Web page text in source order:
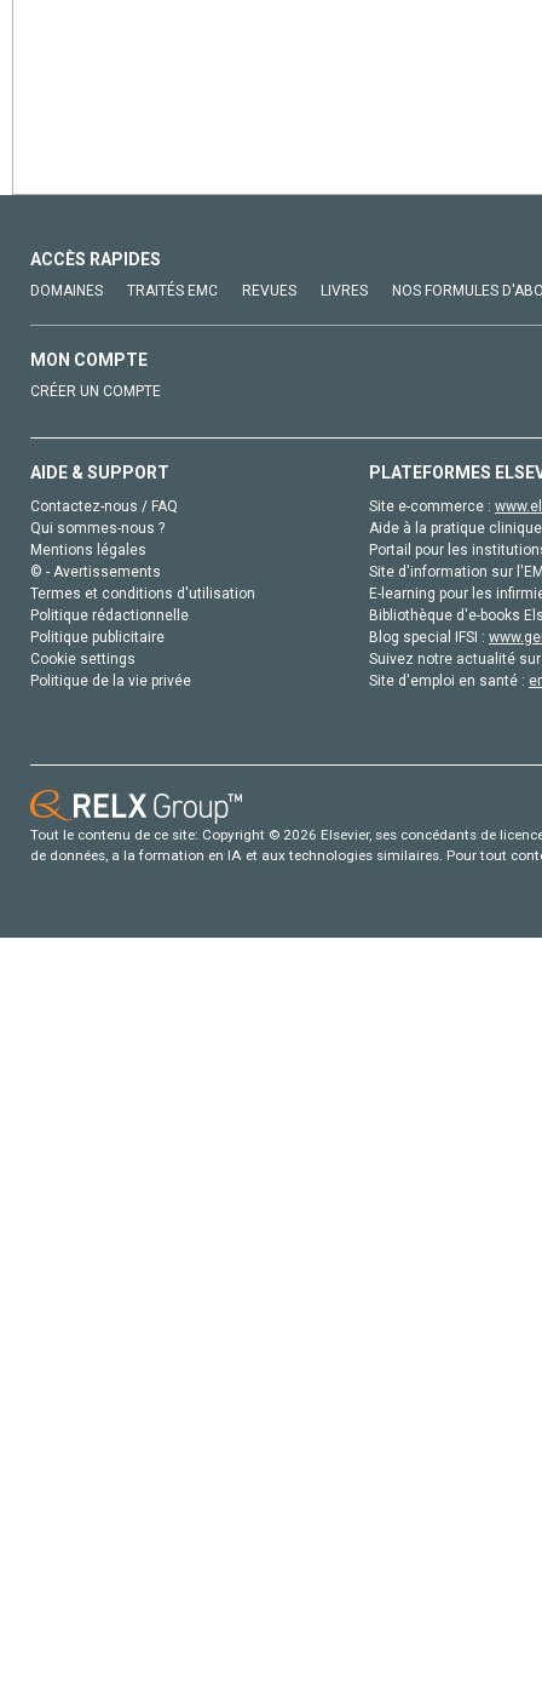
ACCÈS RAPIDES
DOMAINES TRAITÉS EMC REVUES LIVRES NOS FORMULES
MON COMPTE
CRÉER UN COMPTE
AIDE & SUPPORT
Contactez-nous / FAQ
Qui sommes-nous ?
Mentions légales
© - Avertissements
Termes et conditions d'utilisation
Politique rédactionnelle
Politique publicitaire
Cookie settings
Politique de la vie privée
PLATEFORMES
Site e-commerce :
Aide à la pratique
Portail pour les
Site d'information sur
E-learning pour les
Bibliothèque d'e-books
Blog special IFSI :
Suivez notre actualité
Site d'emploi en santé :
Tout le contenu de ce site: Copyright © 2026 Elsevier, ses concédants de
de données, a la formation en IA et aux technologies similaires. Pour tout